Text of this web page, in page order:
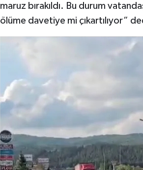
maruz bırakıldı. Bu durum
ölüme davetiye mi çıkartılıyor”